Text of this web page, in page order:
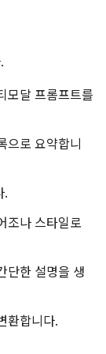
모달 프롬프트를
으로 요약합니
.
조나 스타일로
단한 설명을 생
환합니다.